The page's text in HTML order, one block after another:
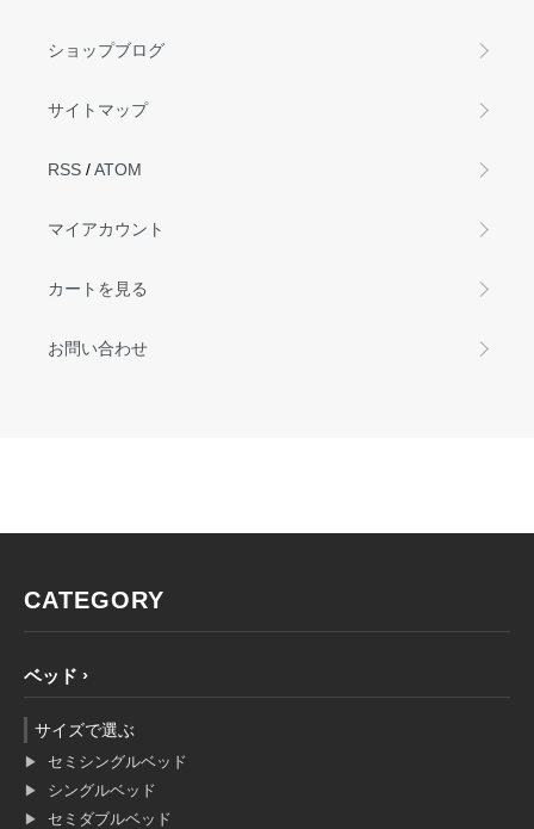
ショップブログ
サイトマップ
RSS /ATOM
マイアカウント
カートを見る
お問い合わせ
CATEGORY
ベッド
サイズで選ぶ
セミシングルベッド
シングルベッド
セミダブルベッド